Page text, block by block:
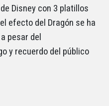
Disney con 3 platillos
efecto del Dragón se ha
pesar del
y recuerdo del público